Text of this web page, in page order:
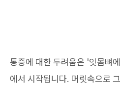
통증에 대한 두려움은 '잇몸뼈
에서 시작됩니다. 머릿속으로